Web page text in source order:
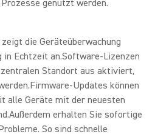
genutzt werden.
die Geräteüberwachung
Echtzeit an.Software-Lizenzen
Standort aus aktiviert,
Firmware-Updates können
alle Geräte mit der neuesten
Außerdem erhalten Sie sofortige
So sind schnelle